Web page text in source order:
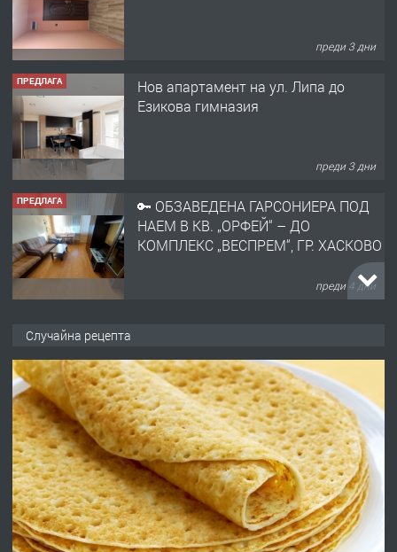
преди 3 дни
ПРЕДЛАГА
Нов апартамент на ул. Липа до
Езикова гимназия
преди 3 дни
ПРЕДЛАГА
🔑 ОБЗАВЕДЕНА ГАРСОНИЕРА ПОД
НАЕМ В КВ. „ОРФЕЙ“ – ДО
КОМПЛЕКС „ВЕСПРЕМ“, ГР. ХАСКОВО
преди 4 дни
АПАРТАМЕНТ В ЦЕНТЪРА НА ГР.
ХАСКОВО
преди 5 дни
ПРЕДЛАГА Давам гараж под наем
преди 5 дни
Случайна рецепта